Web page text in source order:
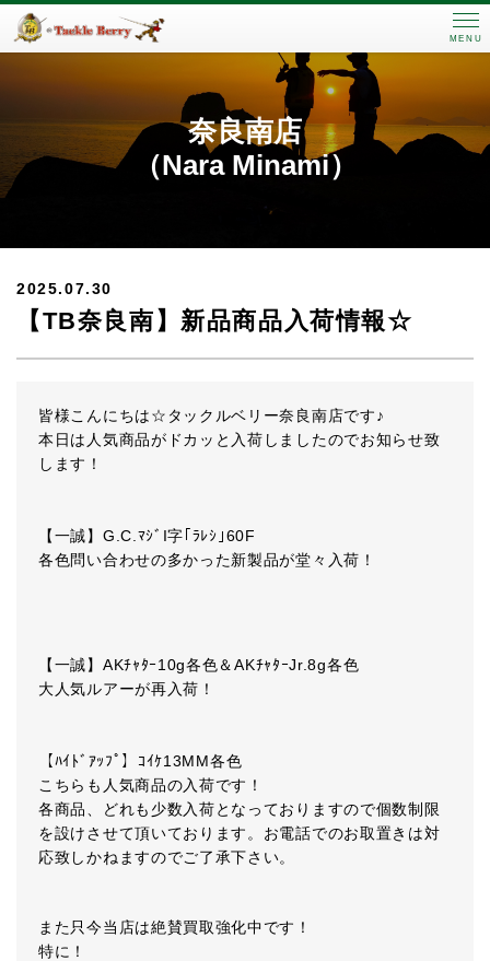
MENU
奈良南店
（Nara Minami）
2025.07.30
【TB奈良南】新品商品入荷情報☆
皆様こんにちは☆タックルベリー奈良南店です♪
本日は人気商品がドカッと入荷しましたのでお知らせ致
します！
【一誠】G.C.ﾏｼﾞI字｢ﾗﾚｼ｣60F
各色問い合わせの多かった新製品が堂々入荷！
【一誠】AKﾁｬﾀｰ10g各色＆AKﾁｬﾀｰJr.8g各色
大人気ルアーが再入荷！
【ﾊｲﾄﾞｱｯﾌﾟ】ｺｲｹ13MM各色
こちらも人気商品の入荷です！
各商品、どれも少数入荷となっておりますので個数制限
を設けさせて頂いております。お電話でのお取置きは対
応致しかねますのでご了承下さい。
また只今当店は絶賛買取強化中です！
特に！